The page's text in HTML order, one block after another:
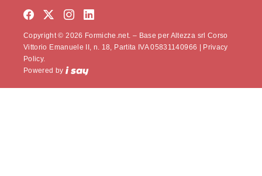
Copyright © 2026 Formiche.net. – Base per Altezza srl Corso
Vittorio Emanuele II, n. 18, Partita IVA 05831140966 |
Privacy
Policy.
Powered by